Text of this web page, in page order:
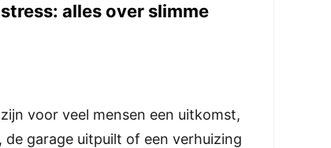
alles over slimme
voor veel mensen een uitkomst,
de garage uitpuilt of een verhuizing